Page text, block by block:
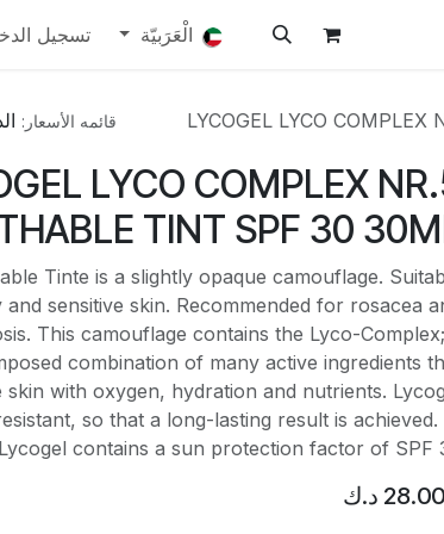
الْعَرَبيّة تسجيل
LYCOGEL LYCO قائمه الأسعار:
LYCO COMPLEX
TINT SPF 30
Tinte is a slightly opaque camouflage.
sensitive skin. Recommended for rosacea
This camouflage contains the Lyco-
combination of many active ingredients
skin with oxygen, hydration and nutrients.
so that a long-lasting result is achieved.
contains a sun protection factor of SPF
د.ك